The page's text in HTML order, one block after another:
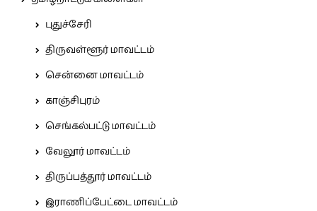
புதுச்சேரி
திருவள்ளூர் மாவட்டம்
சென்னை மாவட்டம்
காஞ்சிபுரம்
செங்கல்பட்டு மாவட்டம்
வேலூர் மாவட்டம்
திருப்பத்தூர் மாவட்டம்
இராணிப்பேட்டை மாவட்டம்